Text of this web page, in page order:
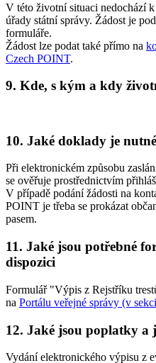
V této životní situaci nedochází
úřady státní správy. Žádost je
formuláře.
Žádost lze podat také přímo na
Czech POINT.
9. Kde, s kým a kdy
10. Jaké doklady je
Při elektronickém způsobu
se ověřuje prostřednictvím
V případě podání žádosti na
POINT je třeba se prokázat
pasem.
11. Jaké jsou potřebné
dispozici
Formulář "Výpis z Rejstříku
na Portálu veřejné správy (v
12. Jaké jsou poplatky a
Vydání elektronického výpisu z